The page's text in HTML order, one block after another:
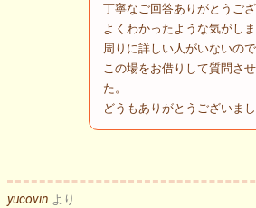
丁寧なご回答ありがとうござ
よくわかったような気がしま
周りに詳しい人がいないので
この場をお借りして質問さ
た。
どうもありがとうございまし
yucovin より